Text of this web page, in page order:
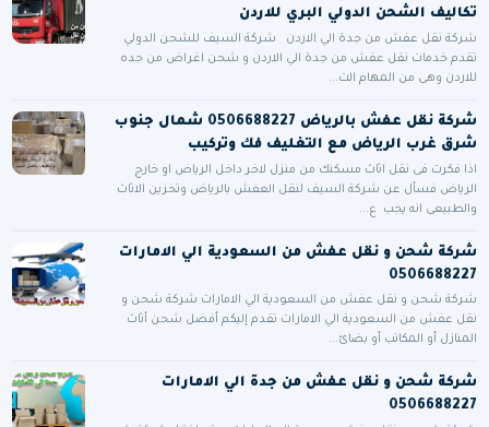
تكاليف الشحن الدولي البري للاردن
شركة نقل عفش من جدة الي الاردن شركة السيف للشحن الدولي
تقدم خدمات نقل عفش من جدة الي الاردن و شحن اغراض من جده
للاردن وهى من المهام الت...
شركة نقل عفش بالرياض 0506688227 شمال جنوب
شرق غرب الرياض مع التغليف فك وتركيب
اذا فكرت فى نقل اثاث مسكنك من منزل لاخر داخل الرياض او خارج
الرياض فسأل عن شركة السيف لنقل العفش بالرياض وتخزين الاثاث
والطبيعى انه يجب ع...
شركة شحن و نقل عفش من السعودية الي الامارات
0506688227
شركة شحن و نقل عفش من السعودية الي الامارات شركة شحن و
نقل عفش من السعودية الي الامارات تقدم إليكم أفضل شحن أثاث
المنازل أو المكاتب أو بضائ...
شركة شحن و نقل عفش من جدة الي الامارات
0506688227